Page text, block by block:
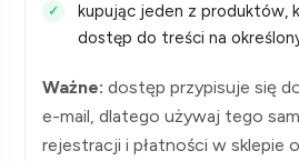
kupując jeden z produktów,
dostęp do treści na
Ważne: dostęp przypisuje się
e-mail, dlatego używaj tego
rejestracji i płatności w sklepie